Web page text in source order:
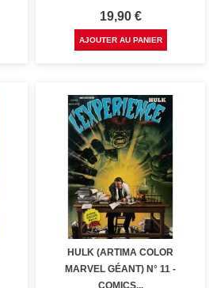
Prix
19,90 €
AJOUTER AU PANIER
HULK (ARTIMA COLOR
MARVEL GÉANT) N° 11 -
COMICS...